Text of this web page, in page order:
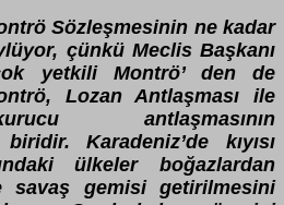
Sözleşmesinin ne kadar
çünkü Meclis Başkanı
yetkili Montrö’ den de
Lozan Antlaşması ile
antlaşmasının
biridir. Karadeniz’de kıyısı
ülkeler boğazlardan
savaş gemisi getirilmesini